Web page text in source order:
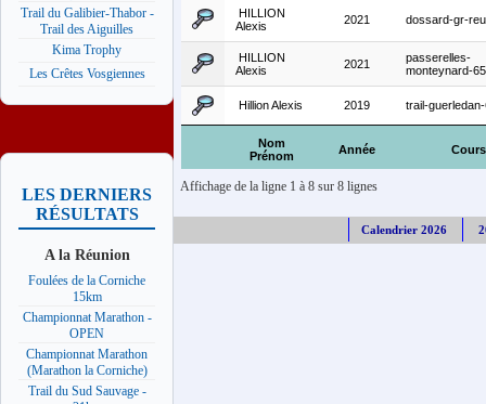
Trail du Galibier-Thabor -
Trail des Aiguilles
Kima Trophy
Les Crêtes Vosgiennes
LES DERNIERS
RÉSULTATS
A la Réunion
Foulées de la Corniche
15km
Championnat Marathon -
OPEN
Championnat Marathon
(Marathon la Corniche)
Trail du Sud Sauvage -
Nom
Prénom
Année
HILLION
Alexis
2021 dossard-gr-
HILLION
Alexis
2021
passerelles-
monteynard-
Hillion Alexis 2019 trail-
Affichage de la ligne 1 à 8 sur 8 lignes
Calendrier 2026